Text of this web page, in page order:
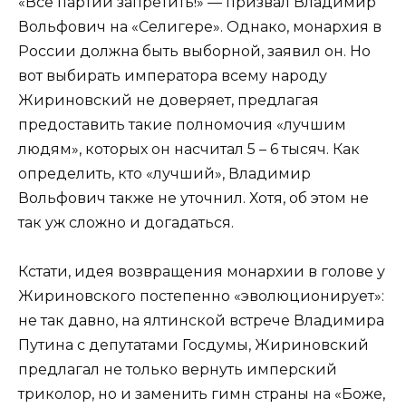
Вольфович на «Селигере». Однако, монархия в
России должна быть выборной, заявил он. Но
вот выбирать императора всему народу
Жириновский не доверяет, предлагая
предоставить такие полномочия «лучшим
людям», которых он насчитал 5 – 6 тысяч. Как
определить, кто «лучший», Владимир
Вольфович также не уточнил. Хотя, об этом не
так уж сложно и догадаться.
Кстати, идея возвращения монархии в голове у
Жириновского постепенно «эволюционирует»:
не так давно, на ялтинской встрече Владимира
Путина с депутатами Госдумы, Жириновский
предлагал не только вернуть имперский
триколор, но и заменить гимн страны на «Боже,